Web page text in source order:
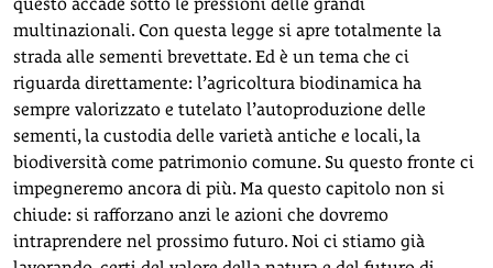
multinazionali. Con questa legge si apre totalmente la
strada alle sementi brevettate. Ed è un tema che ci
riguarda direttamente: l’agricoltura biodinamica ha
sempre valorizzato e tutelato l’autoproduzione delle
sementi, la custodia delle varietà antiche e locali, la
biodiversità come patrimonio comune. Su questo fronte ci
impegneremo ancora di più. Ma questo capitolo non si
chiude: si rafforzano anzi le azioni che dovremo
intraprendere nel prossimo futuro. Noi ci stiamo già